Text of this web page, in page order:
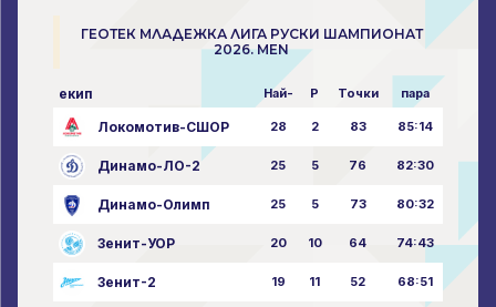
ГЕОТЕК МЛАДЕЖКА ЛИГА РУСКИ ШАМПИОНАТ
2026. MEN
екип Най- P Точки пара
Локомотив-СШОР 28 2 83 85:14
Динамо-ЛО-2 25 5 76 82:30
Динамо-Олимп 25 5 73 80:32
Зенит-УОР 20 10 64 74:43
Зенит-2 19 11 52 68:51